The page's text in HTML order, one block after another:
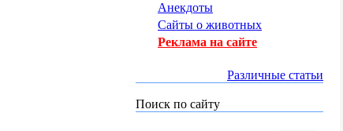
Анекдоты
Сайты о животных
Реклама на сайте
Различные статьи
Поиск по сайту